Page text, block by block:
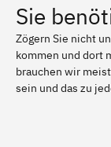
Sie
Zögern Sie nicht
kommen und dort
brauchen wir
sein und das zu